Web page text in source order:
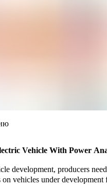
Vehicle With Power
development, producers
vehicles under development